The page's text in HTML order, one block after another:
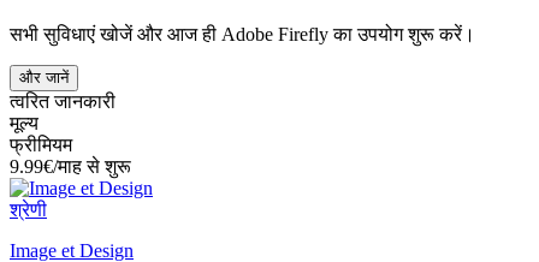
सभी सुविधाएं खोजें और आज ही Adobe Firefly का उपयोग शुरू करें।
और जानें
त्वरित जानकारी
मूल्य
फ्रीमियम
9.99€/माह से शुरू
श्रेणी
Image et Design